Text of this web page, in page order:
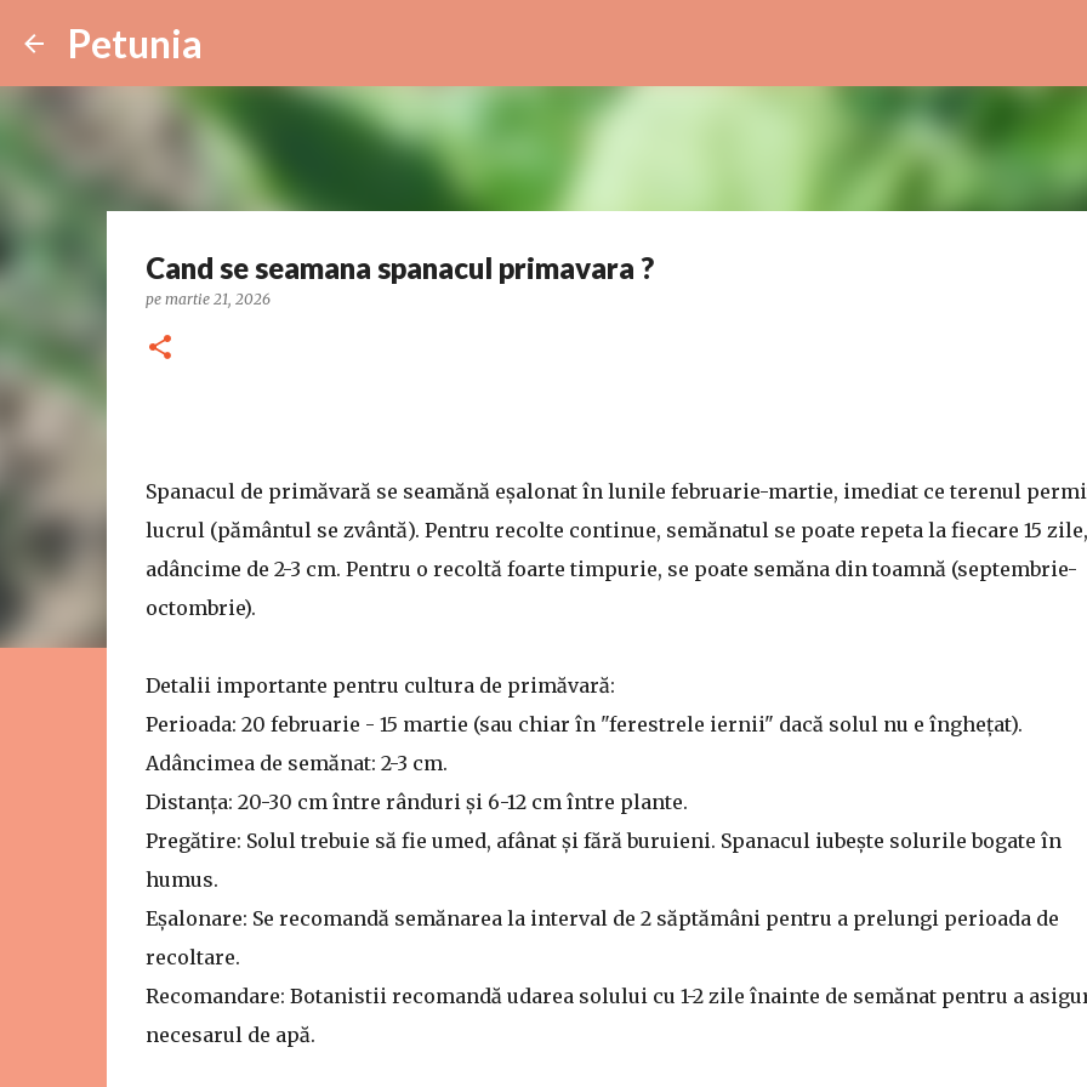
Petunia
Cand se seamana spanacul primavara ?
pe martie 21, 2026
Spanacul de primăvară se seamănă eșalonat în lunile februarie-martie, imediat ce terenul
lucrul (pământul se zvântă). Pentru recolte continue, semănatul se poate repeta la fiecare 15
adâncime de 2-3 cm. Pentru o recoltă foarte timpurie, se poate semăna din toamnă (septembrie-
octombrie).
Detalii importante pentru cultura de primăvară:
Perioada: 20 februarie - 15 martie (sau chiar în "ferestrele iernii" dacă solul nu e înghețat).
Adâncimea de semănat: 2-3 cm.
Distanța: 20-30 cm între rânduri și 6-12 cm între plante.
Pregătire: Solul trebuie să fie umed, afânat și fără buruieni. Spanacul iubește solurile bogate în
humus.
Eșalonare: Se recomandă semănarea la interval de 2 săptămâni pentru a prelungi perioada de
recoltare.
Recomandare: Botanistii recomandă udarea solului cu 1-2 zile înainte de semănat pentru a
necesarul de apă.